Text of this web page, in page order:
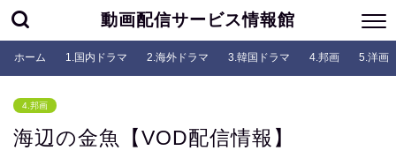
動画配信サービス情報館
ホーム 1.国内ドラマ 2.海外ドラマ 3.韓国ドラマ 4.邦画 5.洋画
4.邦画
海辺の金魚【VOD配信情報】